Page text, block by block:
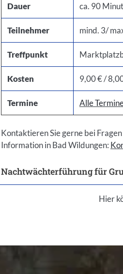
Dauer ca. 90
Teilnehmer mind. 3/
Treffpunkt
Kosten 9,00 € /
Termine Alle
Kontaktieren Sie gerne bei
Information in Bad Wildungen:
Antwort anzeigen
Nachtwächterführung für
Hier